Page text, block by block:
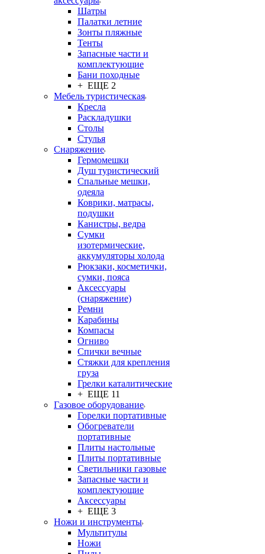
Шатры
Палатки летние
Зонты пляжные
Тенты
Запасные части и
комплектующие
Бани походные
+ ЕЩЕ 2
Мебель туристическая
Кресла
Раскладушки
Столы
Стулья
Снаряжение
Гермомешки
Душ туристический
Спальные мешки,
одеяла
Коврики, матрасы,
подушки
Канистры, ведра
Сумки
изотермические,
аккумуляторы холода
Рюкзаки, косметички,
сумки, пояса
Аксессуары
(снаряжение)
Ремни
Карабины
Компасы
Огниво
Спички вечные
Стяжки для крепления
груза
Грелки каталитические
+ ЕЩЕ 11
Газовое оборудование
Горелки портативные
Обогреватели
портативные
Плиты настольные
Плиты портативные
Светильники газовые
Запасные части и
комплектующие
Аксессуары
+ ЕЩЕ 3
Ножи и инструменты
Мультитулы
Ножи